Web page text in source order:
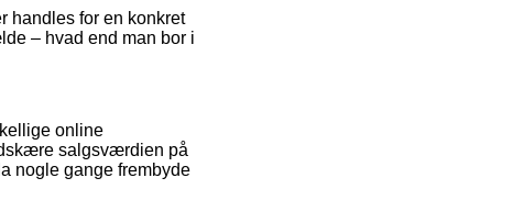
handles for en konkret
– hvad end man bor i
online
salgsværdien på
nogle gange frembyde